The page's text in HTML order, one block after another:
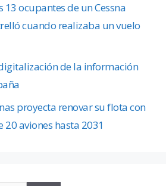
13 ocupantes de un Cessna
cuando realizaba un vuelo
de la información
proyecta renovar su flota con
aviones hasta 2031